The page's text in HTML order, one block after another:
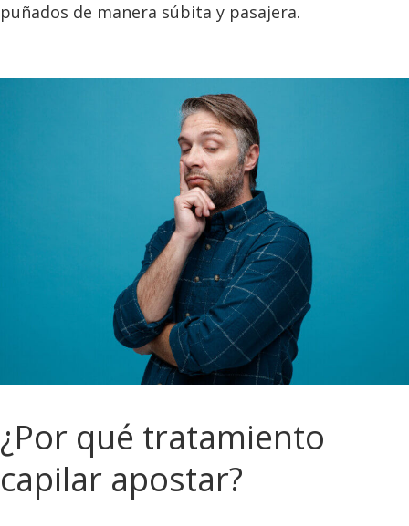
puñados de manera súbita y pasajera.
¿Por qué tratamiento
capilar apostar?